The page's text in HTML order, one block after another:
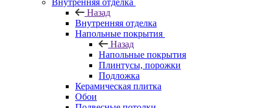
Внутренняя отделка
Назад
Внутренняя отделка
Напольные покрытия
Назад
Напольные покрытия
Плинтусы, порожки
Подложка
Керамическая плитка
Обои